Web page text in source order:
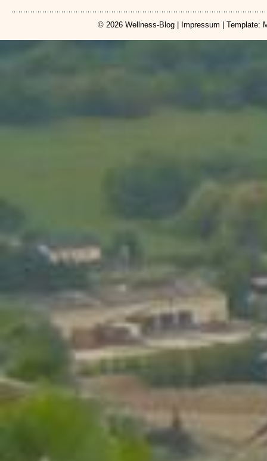
© 2026 Wellness-Blog Impressum | Template: